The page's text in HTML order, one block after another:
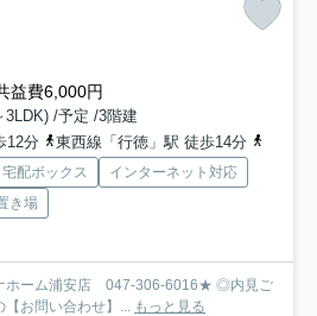
益費6,000円
3LDK) /予定 /3階建
12分
東西線「行徳」駅 徒歩14分
宅配ボックス
インターネット対応
き場
ム浦安店 047-306-6016★ ◎内見ご
お問い合わせ】...
もっと見る